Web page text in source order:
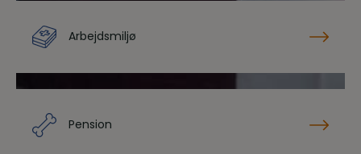
Arbejdsmiljø
Pension